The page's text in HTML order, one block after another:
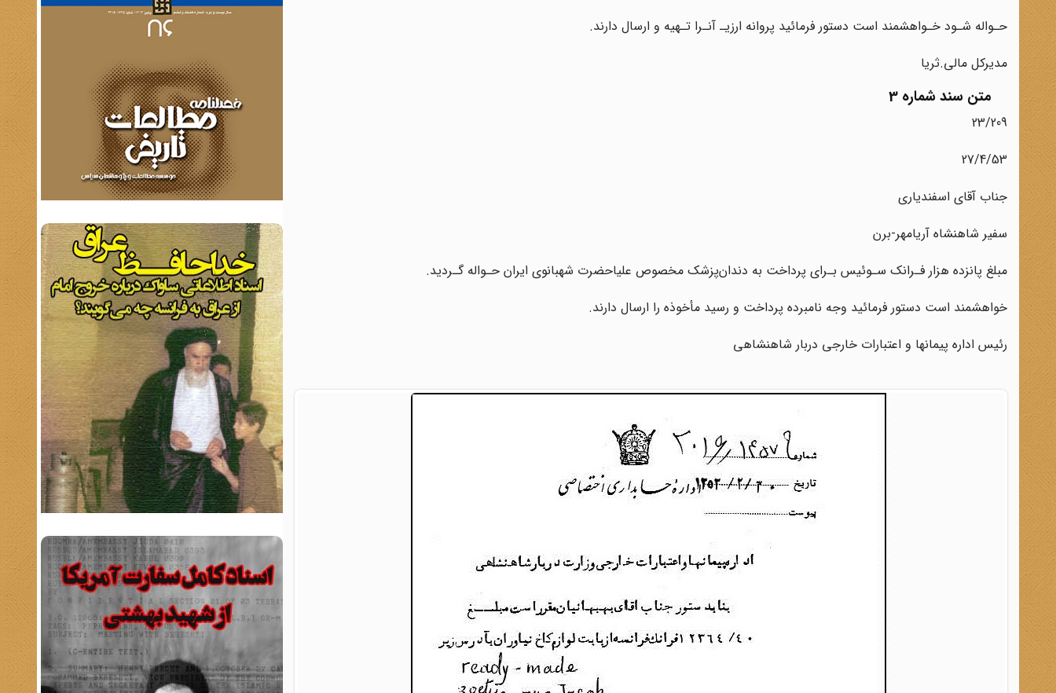
حـواله شـود خـواهشمند است دستور فرمائید پروانه ارزیـ‌ آنـرا‌ تـهیه‌ و ارسال دارند.
مدیرکل مالی.ثریا
متن سند شماره 3
23/209
27/4/53
جناب آقای اسفندیاری
سفیر شاهنشاه آریامهر-برن
مبلغ پانزده هزار فـرانک سـوئیس بـرای پرداخت‌ به‌ دندان‌پزشک‌ مخصوص علیاحضرت‌ شهبانوی ایران حـواله گـردید.
خواهشمند است دستور فرمائید وجه‌ نامبرده‌ پرداخت و رسید مأخوذه را ارسال دارند.
رئیس اداره پیمانها و اعتبارات خارجی دربار شاهنشاهی